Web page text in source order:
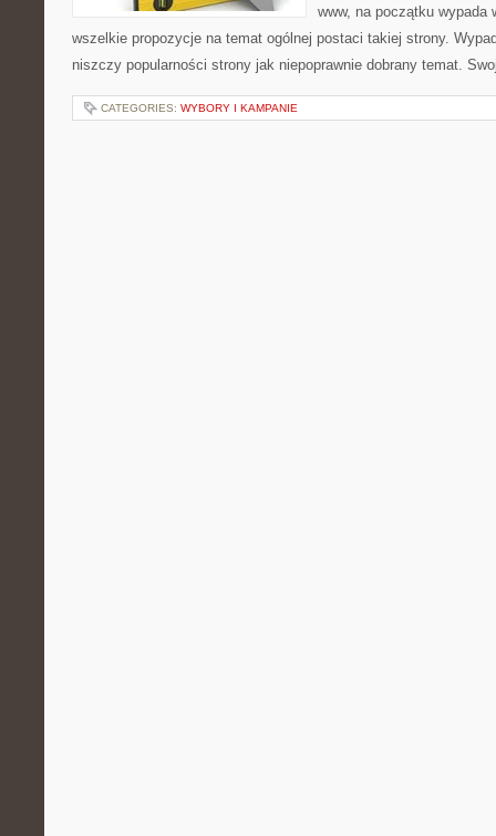
www, na początku wypada
wszelkie propozycje na temat ogólnej postaci takiej strony.
niszczy popularności strony jak niepoprawnie dobrany temat.
CATEGORIES: WYBORY I KAMPANIE